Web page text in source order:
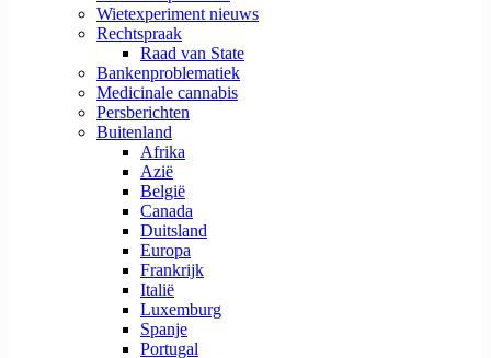
Wietexperiment nieuws
Rechtspraak
Raad van State
Bankenproblematiek
Medicinale cannabis
Persberichten
Buitenland
Afrika
Azië
België
Canada
Duitsland
Europa
Frankrijk
Italië
Luxemburg
Spanje
Portugal